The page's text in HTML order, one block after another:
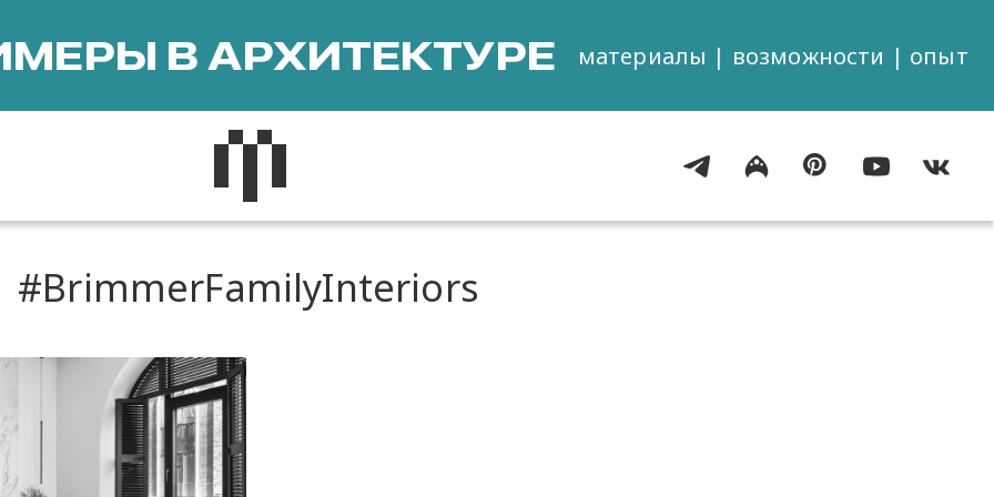
В АРХИТЕКТУРЕ материалы | возможности | опыт
BrimmerFamilyInteriors